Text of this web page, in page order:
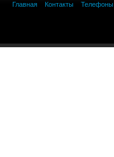
Главная
Контакты Телефоны